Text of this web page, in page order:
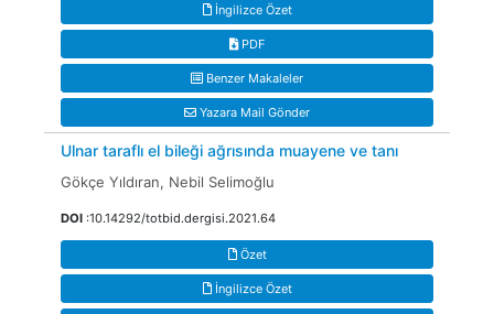
İngilizce Özet
PDF
Benzer Makaleler
Yazara Mail Gönder
Ulnar taraflı el bileği ağrısında muayene ve tanı
Gökçe Yıldıran, Nebil Selimoğlu
DOI :10.14292/totbid.dergisi.2021.64
Özet
İngilizce Özet